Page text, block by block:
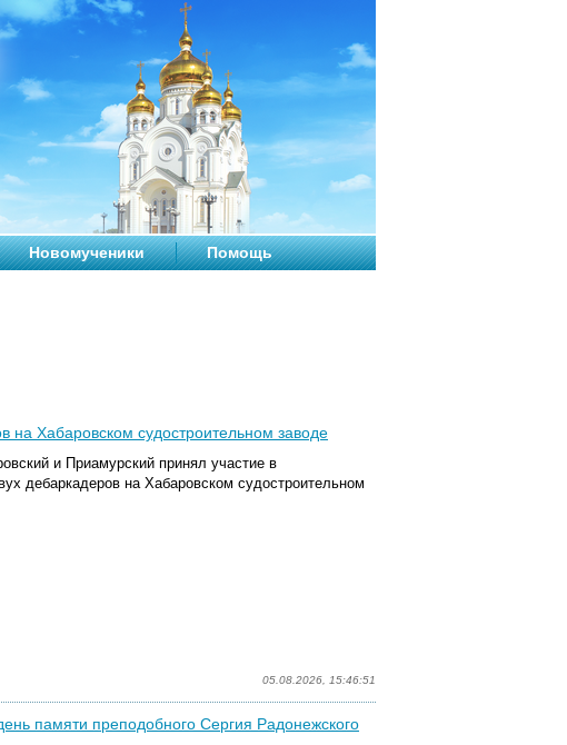
Новомученики Помощь
на Хабаровском судостроительном заводе
и Приамурский принял участие в
дебаркадеров на Хабаровском судостроительном
05.08.2026, 15:46:51
памяти преподобного Сергия Радонежского